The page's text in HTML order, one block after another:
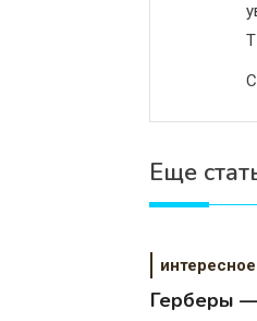
Еще
интересное
Герберы